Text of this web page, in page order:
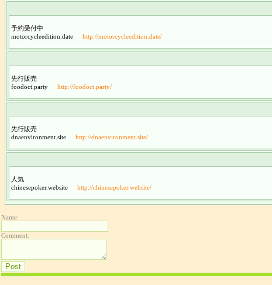
予約受付中
motorcycleedition.date
http://motorcycleedition.date/
先行販売
foodoct.party
http://foodoct.party/
先行販売
dnaenvironment.site
http://dnaenvironment.site/
人気
chinesepoker.website
http://chinesepoker.website/
Name:
Comment: